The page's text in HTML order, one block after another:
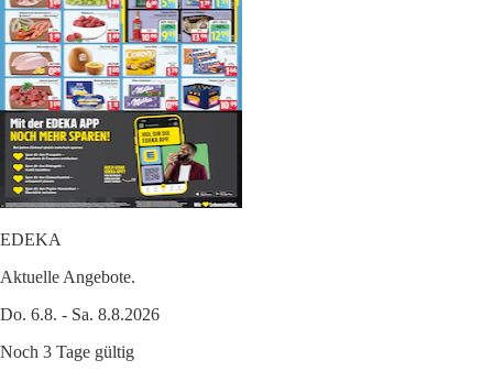
EDEKA
Aktuelle Angebote.
Do. 6.8. - Sa. 8.8.2026
Noch 3 Tage gültig